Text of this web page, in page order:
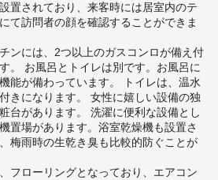
置されており、来客時には居室内のテ
て訪問者の顔を確認することができま
ンには、2つ以上のガスコンロが備え付
。 お風呂とトイレは別です。お風呂に
能が備わっています。 トイレは、温水
きになります。 女性に嬉しい設備の独
台があります。 洗濯に便利な設備とし
置場があります。浴室乾燥機も設置さ
梅雨時の生乾き臭も比較的防ぐことが
フローリングとなっており、エアコン